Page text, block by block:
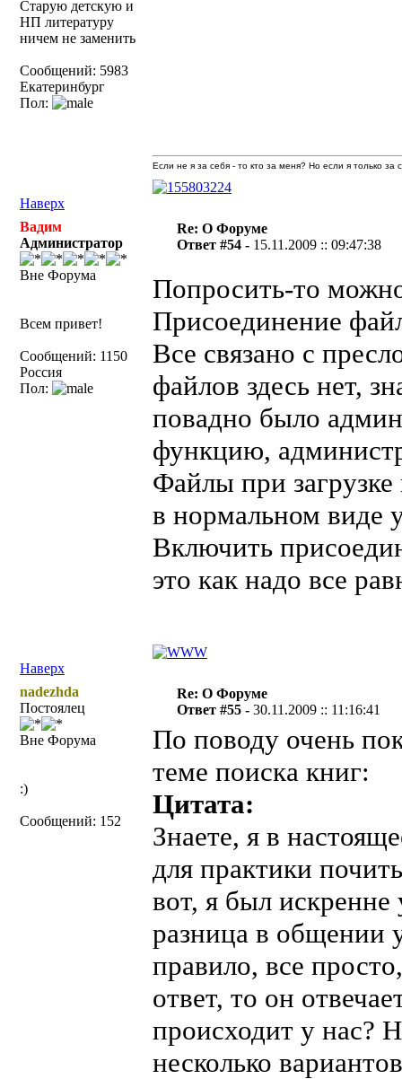
Старую детскую и
НП литературу
ничем не заменить
Сообщений: 5983
Екатеринбург
Пол:
Наверх
Если не я за себя - то кто за меня? Но если я только
Вадим
Администратор
Вне Форума
Всем привет!
Сообщений: 1150
Россия
Пол:
Re: О Форуме
Ответ #54 - 15.11.2009 :: 09:47:38
Попросить-то
Присоединение
Все связано с
файлов здесь нет,
повадно было
функцию,
Файлы при
в нормальном виде
Включить
это как надо все
Наверх
nadezhda
Постоялец
Вне Форума
:)
Сообщений: 152
Re: О Форуме
Ответ #55 -30.11.2009 :: 11:16:41
По поводу очень
теме поиска книг:
Цитата:
Знаете, я в
для практики
вот, я был искренне
разница в общении
правило, все
ответ, то он
происходит у нас?
несколько